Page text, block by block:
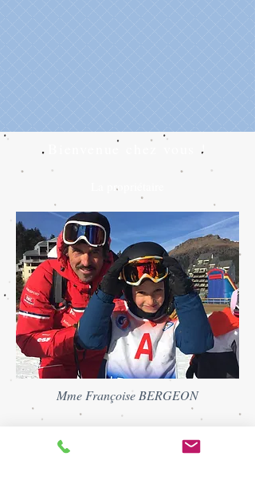
Bienvenue chez vous !
La propriétaire
Mme Françoise BERGEON